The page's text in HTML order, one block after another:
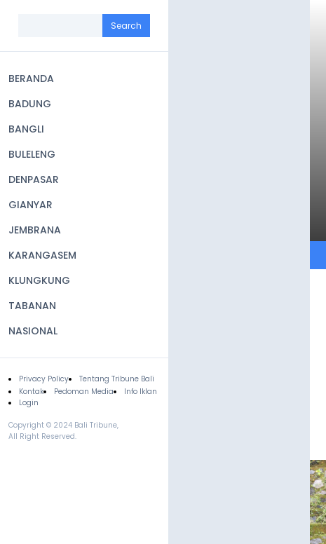
navigation
BERANDA
BADUNG
BANGLI
BULELENG
DENPASAR
GIANYAR
JEMBRANA
KARANGASEM
KLUNGKUNG
TABANAN
NASIONAL
Footer
Privacy Policy
Tentang Tribune Bali
Kontak
Pedoman Media
Info Iklan
Login
Copyright © 2024 Bali Tribune,
All Right Reserved.